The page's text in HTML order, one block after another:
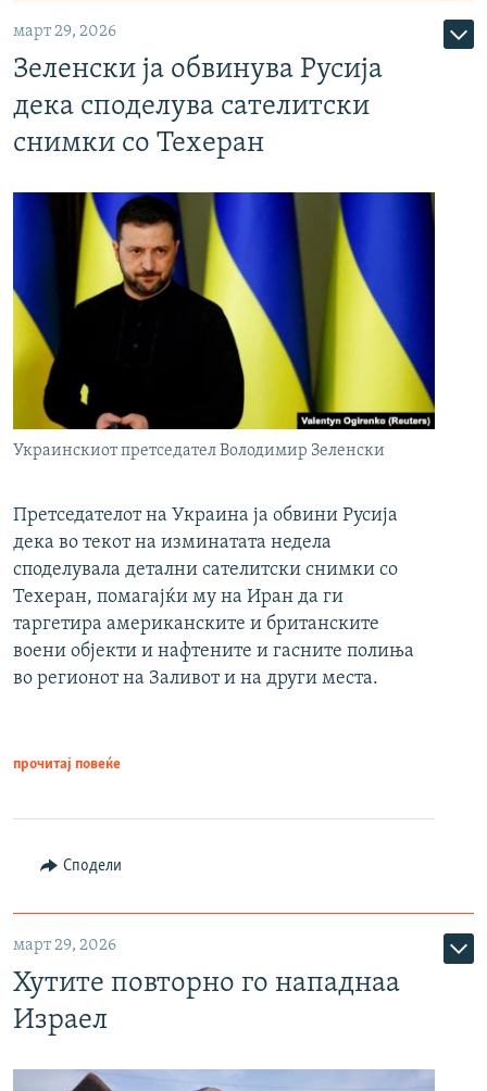
март 29, 2026
Зеленски ја обвинува Русија
дека споделува сателитски
снимки со Техеран
Украинскиот претседател Володимир Зеленски
Претседателот на Украина ја обвини Русија
дека во текот на изминатата недела
споделувала детални сателитски снимки со
Техеран, помагајќи му на Иран да ги
таргетира американските и британските
воени објекти и нафтените и гасните полиња
во регионот на Заливот и на други места.
прочитај повеќе
Сподели
март 29, 2026
Хутите повторно го нападнаа
Израел